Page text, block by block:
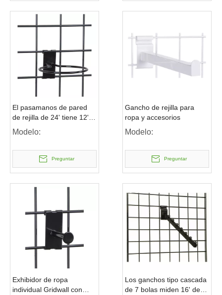
El pasamanos de pared
de rejilla de 24' tiene 12'
de profundidad para
sostener exhibidores de
Modelo:
Preguntar
Gancho de rejilla para
ropa y accesorios
Modelo:
Preguntar
Exhibidor de ropa
individual Gridwall con
Los ganchos tipo cascada
de 7 bolas miden 16' de